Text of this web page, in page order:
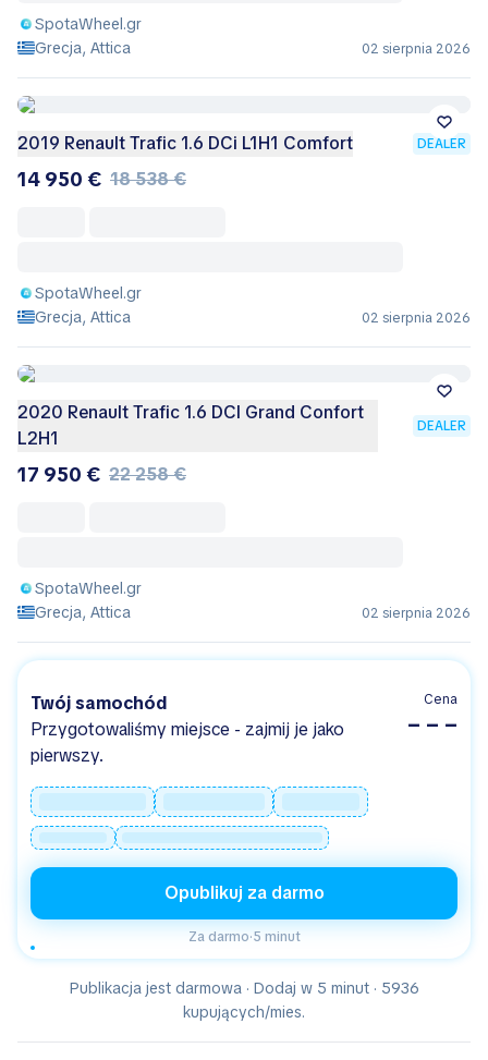
SpotaWheel.gr
Grecja, Attica
02 sierpnia 2026
2019 Renault Trafic 1.6 DCi L1H1 Comfort DEALER
14 950 € 18 538 €
SpotaWheel.gr
Grecja, Attica
02 sierpnia 2026
2020 Renault Trafic 1.6 DCI Grand Confort
L2H1
DEALER
17 950 € 22 258 €
SpotaWheel.gr
Grecja, Attica
02 sierpnia 2026
Twój samochód
Przygotowaliśmy miejsce - zajmij je jako
pierwszy.
Cena
– – –
Opublikuj za darmo
Za darmo·5 minut
Publikacja jest darmowa · Dodaj w 5 minut · 5936
kupujących/mies.